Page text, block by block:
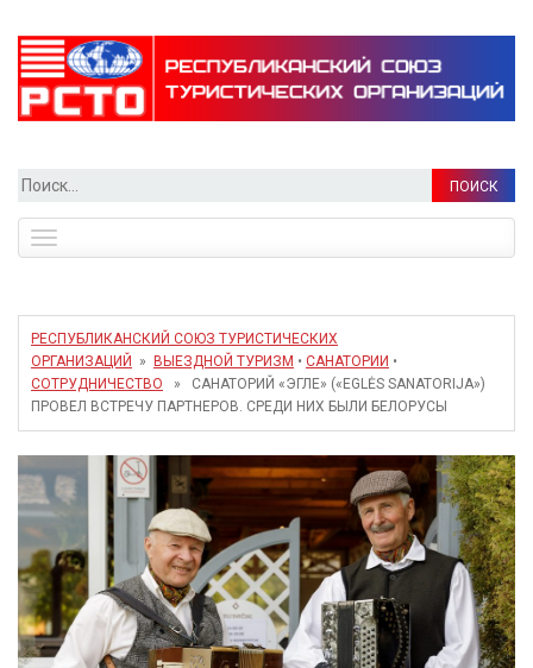
Найти:
navigation
РЕСПУБЛИКАНСКИЙ СОЮЗ ТУРИСТИЧЕСКИХ
ОРГАНИЗАЦИЙ
» ВЫЕЗДНОЙ ТУРИЗМ • САНАТОРИИ •
СОТРУДНИЧЕСТВО » САНАТОРИЙ «ЭГЛЕ» («EGLĖS SANATORIJA»)
ПРОВЕЛ ВСТРЕЧУ ПАРТНЕРОВ. СРЕДИ НИХ БЫЛИ БЕЛОРУСЫ